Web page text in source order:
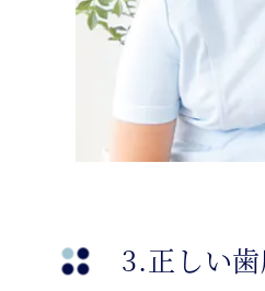
3.正しい